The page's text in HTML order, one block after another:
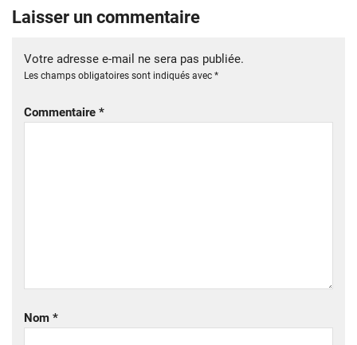
Laisser un commentaire
Votre adresse e-mail ne sera pas publiée.
Les champs obligatoires sont indiqués avec *
Commentaire *
Nom *